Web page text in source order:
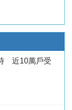
近10萬戶受